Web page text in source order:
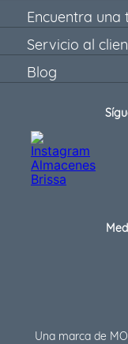
Encuentra una
Servicio al
Blog
Una marca de